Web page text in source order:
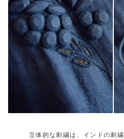
立体的な刺繍は、インドの刺